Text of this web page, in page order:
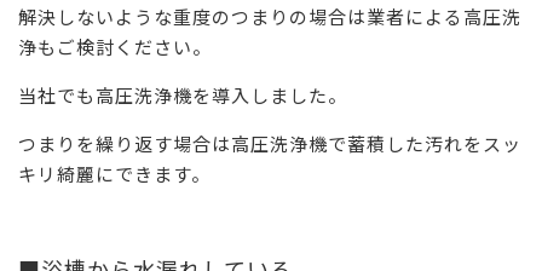
解決しないような重度のつまりの場合は業者による高圧洗
浄もご検討ください。
当社でも高圧洗浄機を導入しました。
つまりを繰り返す場合は高圧洗浄機で蓄積した汚れをスッ
キリ綺麗にできます。